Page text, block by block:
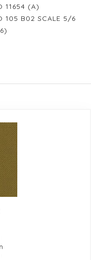
11654 (A)
105 B02 SCALE 5/6